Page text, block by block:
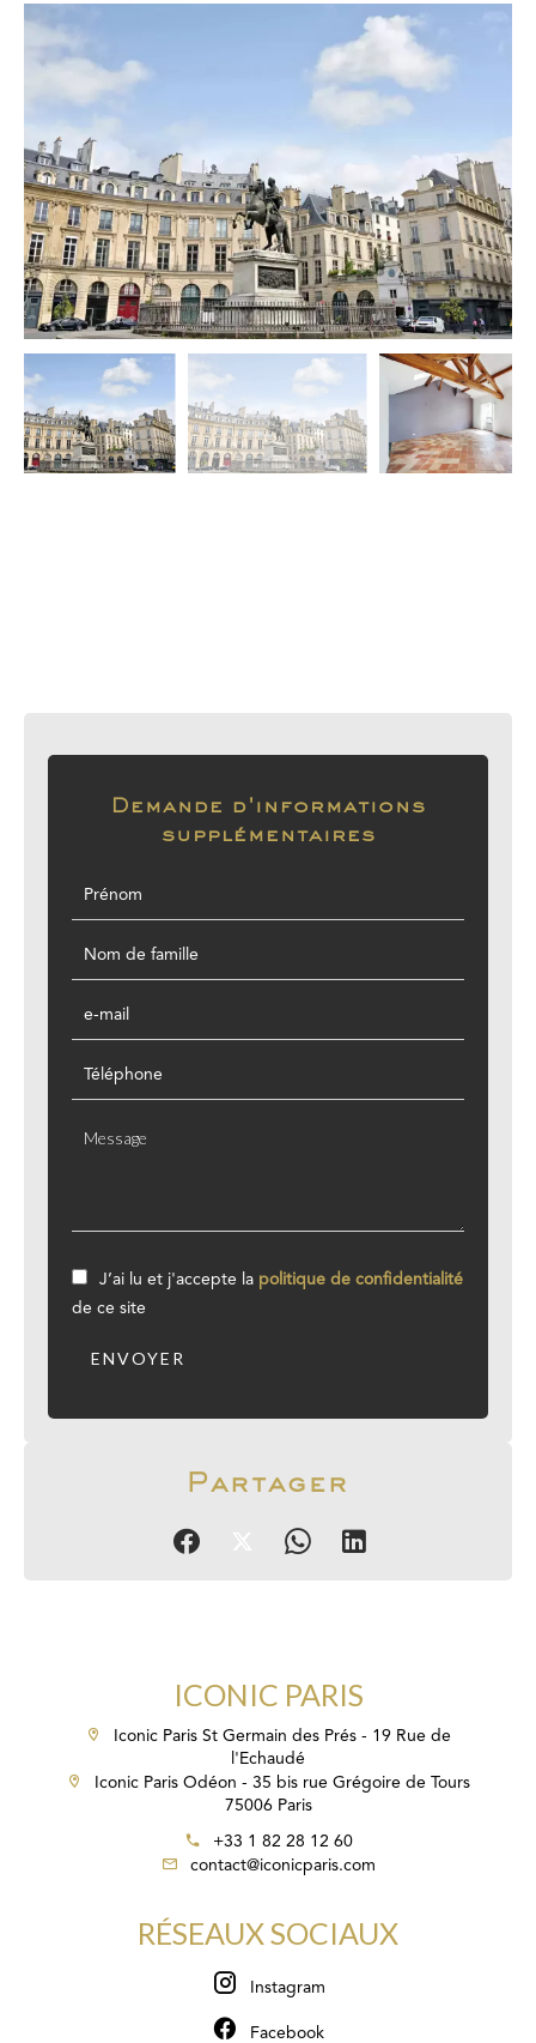
Demande d'informations
supplémentaires
J’ai lu et j'accepte la politique de confidentialité
de ce site
ENVOYER
Partager
ICONIC PARIS
Iconic Paris St Germain des Prés - 19 Rue de
l'Echaudé
Iconic Paris Odéon - 35 bis rue Grégoire de Tours
75006 Paris
+33 1 82 28 12 60
contact@iconicparis.com
RÉSEAUX SOCIAUX
Instagram
Facebook